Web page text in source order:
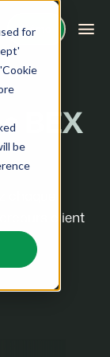
for
be
Démo
Démo
BEX
client